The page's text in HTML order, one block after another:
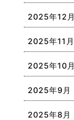
2025年12月
2025年11月
2025年10月
2025年9月
2025年8月